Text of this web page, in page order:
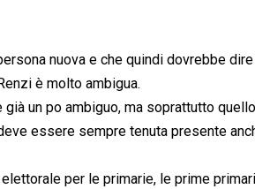
nuova e che quindi dovrebbe
è molto ambigua.
un po ambiguo, ma soprattutto
essere sempre tenuta presente
per le primarie, le prime